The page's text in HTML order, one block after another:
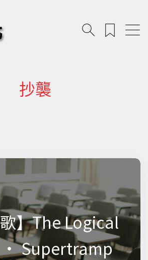
抄襲
】The Logical
• Supertramp
】The Logical
• Supertramp